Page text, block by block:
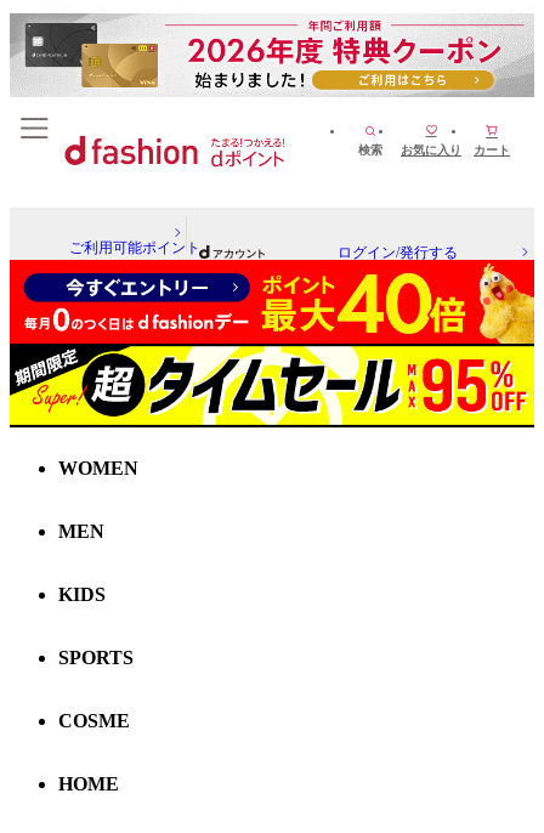
検索 お気に入り カート
ご利用可能ポイント ログイン/発行する
WOMEN
MEN
KIDS
SPORTS
COSME
HOME